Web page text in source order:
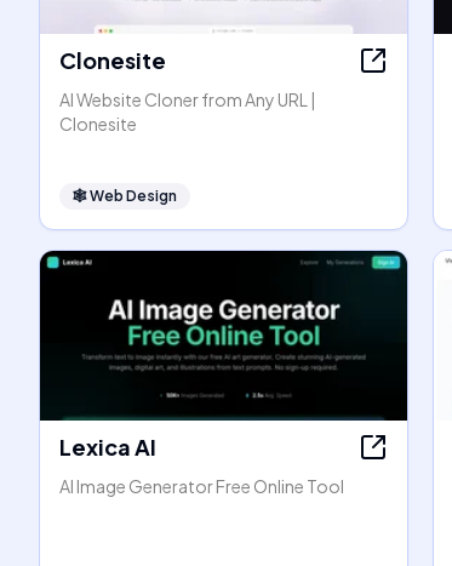
Clonesite
AI Website Cloner from Any URL |
Clonesite
🕸Web Design
Lexica AI
AI Image Generator Free Online Tool